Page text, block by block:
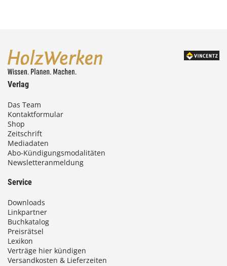
Verlag
Das Team
Kontaktformular
Shop
Zeitschrift
Mediadaten
Abo-Kündigungsmodalitäten
Newsletteranmeldung
Service
Downloads
Linkpartner
Buchkatalog
Preisrätsel
Lexikon
Verträge hier kündigen
Versandkosten & Lieferzeiten